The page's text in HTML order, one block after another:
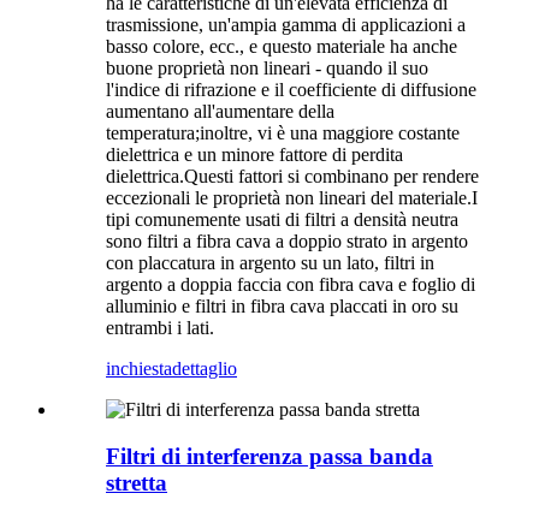
trasmissione, un'ampia gamma di applicazioni a
basso colore, ecc., e questo materiale ha anche
buone proprietà non lineari - quando il suo
l'indice di rifrazione e il coefficiente di diffusione
aumentano all'aumentare della
temperatura;inoltre, vi è una maggiore costante
dielettrica e un minore fattore di perdita
dielettrica.Questi fattori si combinano per rendere
eccezionali le proprietà non lineari del materiale.I
tipi comunemente usati di filtri a densità neutra
sono filtri a fibra cava a doppio strato in argento
con placcatura in argento su un lato, filtri in
argento a doppia faccia con fibra cava e foglio di
alluminio e filtri in fibra cava placcati in oro su
entrambi i lati.
inchiestadettaglio
Filtri di interferenza passa banda
stretta